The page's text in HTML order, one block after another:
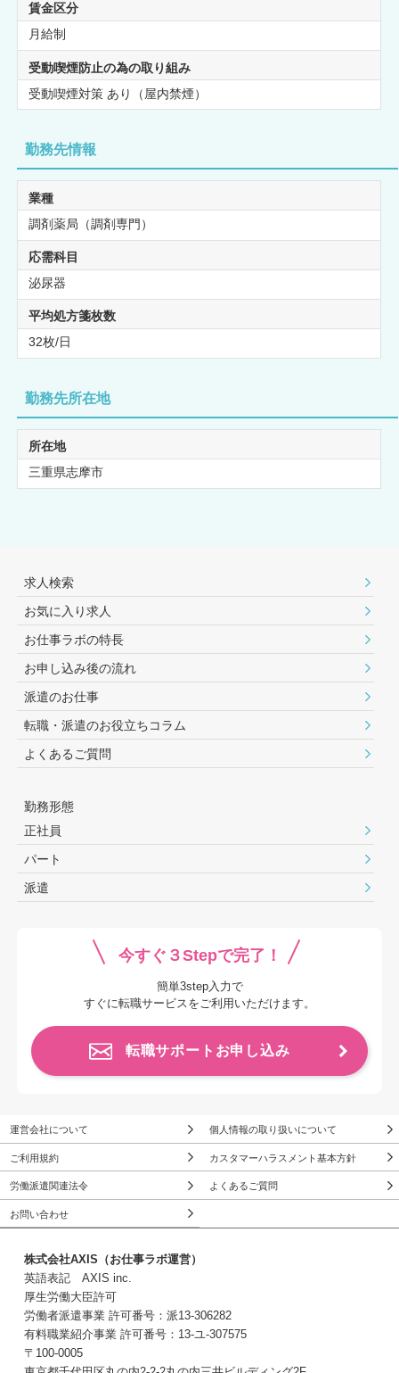
賃金区分
月給制
受動喫煙防止の為の取り組み
受動喫煙対策 あり（屋内禁煙）
勤務先情報
業種
調剤薬局（調剤専門）
応需科目
泌尿器
平均処方箋枚数
32枚/日
勤務先所在地
所在地
三重県志摩市
求人検索
お気に入り求人
お仕事ラボの特長
お申し込み後の流れ
派遣のお仕事
転職・派遣のお役⽴ちコラム
よくあるご質問
勤務形態
正社員
パート
派遣
今すぐ３Stepで完了！
簡単3step入力で
すぐに転職サービスをご利用いただけます。
転職サポートお申し込み
運営会社について 個人情報の取り扱いについて
ご利用規約 カスタマーハラスメント基本方針
労働派遣関連法令 よくあるご質問
お問い合わせ
株式会社AXIS（お仕事ラボ運営）
英語表記 AXIS inc.
厚生労働大臣許可
労働者派遣事業 許可番号：派13-306282
有料職業紹介事業 許可番号：13-ユ-307575
〒100-0005